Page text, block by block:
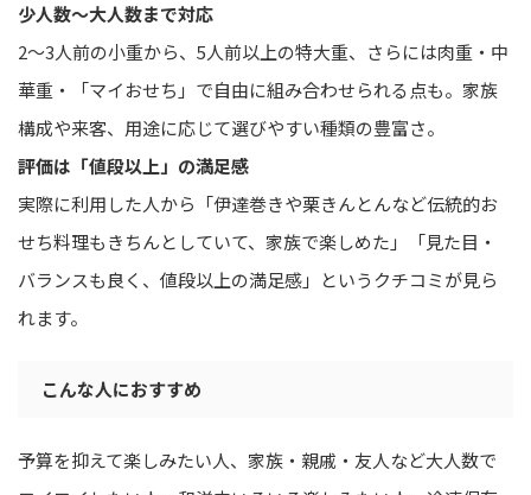
少人数〜大人数まで対応
2〜3人前の小重から、5人前以上の特大重、さらには肉重・中
華重・「マイおせち」で自由に組み合わせられる点も。家族
構成や来客、用途に応じて選びやすい種類の豊富さ。
評価は「値段以上」の満足感
実際に利用した人から「伊達巻きや栗きんとんなど伝統的お
せち料理もきちんとしていて、家族で楽しめた」「見た目・
バランスも良く、値段以上の満足感」というクチコミが見ら
れます。
こんな人におすすめ
予算を抑えて楽しみたい人、家族・親戚・友人など大人数で